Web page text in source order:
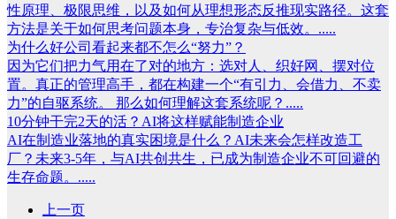
性原理、极限思维，以及如何从理想形态反推现实路径。这套
方法是关于如何思考问题本身，专治复杂与低效。.....
为什么好公司看起来都不怎么“努力”？
因为它们把力气用在了对的地方：选对人、织好网、摆对位
置。真正的管理高手，都在构建一个“有引力、会借力、不卖
力”的自驱系统。 那么如何理解这套系统呢？.....
10分钟干完2天的活？AI将这样赋能制造企业
AI在制造业落地的真实困境是什么？AI未来会怎样改造工
厂？未来3-5年，与AI共创共生，已成为制造企业不可回避的
生存命题。.....
上一页